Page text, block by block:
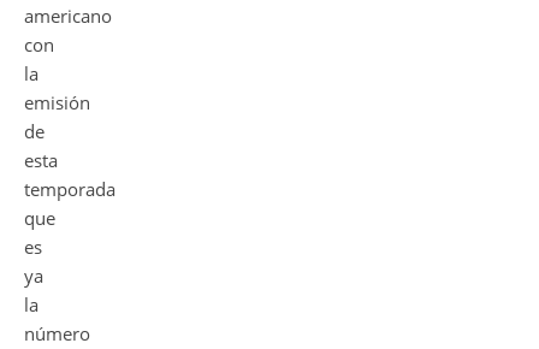
americano
con
la
emisión
de
esta
temporada
que
es
ya
la
número